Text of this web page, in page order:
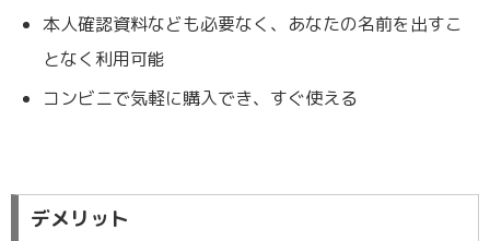
本人確認資料なども必要なく、あなたの名前を出すこ
となく利用可能
コンビニで気軽に購入でき、すぐ使える
デメリット